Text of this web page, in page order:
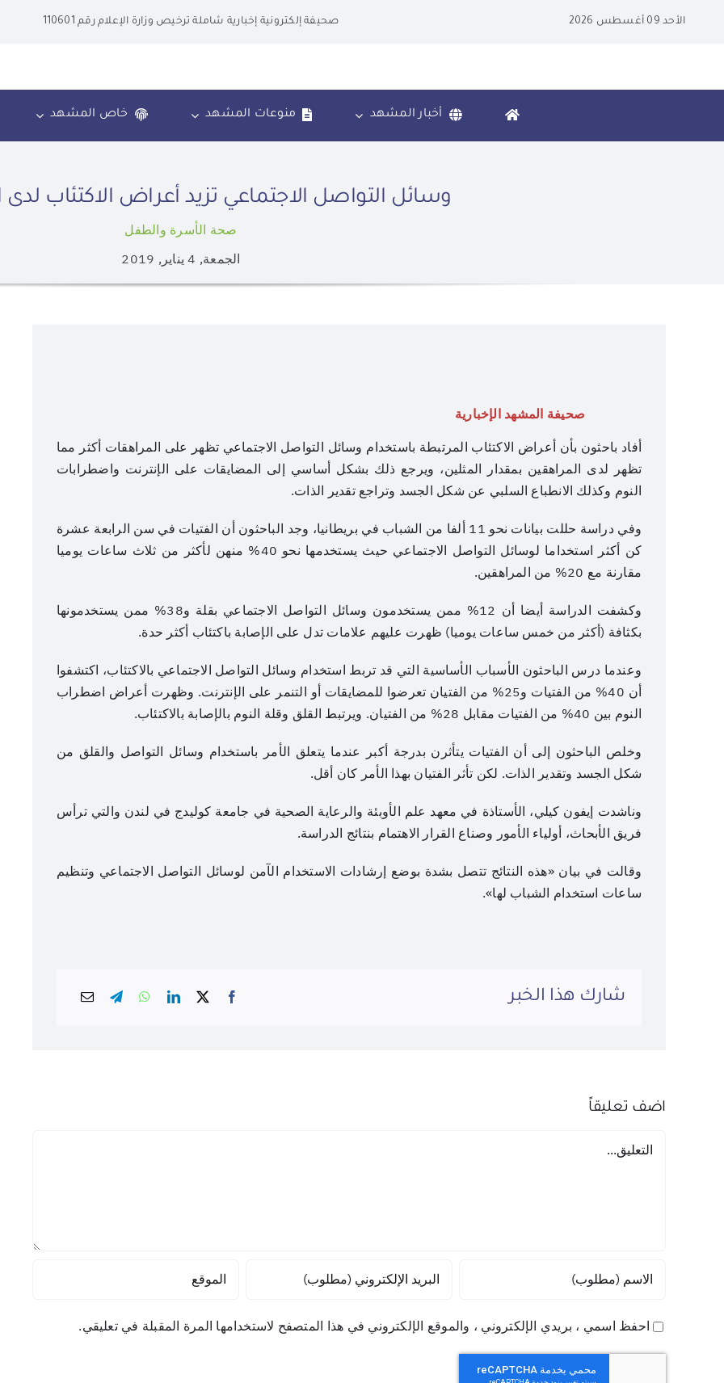
الأحد 09 أغسطس 2026 صحيفة إلكترونية إخبارية شاملة ترخيص وزارة الإعلام رقم 110601
أخبار المشهد منوعات المشهد خاص المشهد
وسائل التواصل الاجتماعي تزيد أعراض الاكتئاب لدى
صحة الأسرة والطفل
الجمعة, 4 يناير, 2019
صحيفة المشهد الإخبارية
أفاد باحثون بأن أعراض الاكتئاب المرتبطة باستخدام وسائل التواصل الاجتماعي تظهر على المراهقات أكثر مما
تظهر لدى المراهقين بمقدار المثلين، ويرجع ذلك بشكل أساسي إلى المضايقات على الإنترنت واضطرابات
النوم وكذلك الانطباع السلبي عن شكل الجسد وتراجع تقدير الذات.
وفي دراسة حللت بيانات نحو 11 ألفا من الشباب في بريطانيا، وجد الباحثون أن الفتيات في سن الرابعة عشرة
كن أكثر استخداما لوسائل التواصل الاجتماعي حيث يستخدمها نحو 40% منهن لأكثر من ثلاث ساعات يوميا
مقارنة مع 20% من المراهقين.
وكشفت الدراسة أيضا أن 12% ممن يستخدمون وسائل التواصل الاجتماعي بقلة و38% ممن يستخدمونها
بكثافة (أكثر من خمس ساعات يوميا) ظهرت عليهم علامات تدل على الإصابة باكتئاب أكثر حدة.
وعندما درس الباحثون الأسباب الأساسية التي قد تربط استخدام وسائل التواصل الاجتماعي بالاكتئاب، اكتشفوا
أن 40% من الفتيات و25% من الفتيان تعرضوا للمضايقات أو التنمر على الإنترنت. وظهرت أعراض اضطراب
النوم بين 40% من الفتيات مقابل 28% من الفتيان. ويرتبط القلق وقلة النوم بالإصابة بالاكتئاب.
وخلص الباحثون إلى أن الفتيات يتأثرن بدرجة أكبر عندما يتعلق الأمر باستخدام وسائل التواصل والقلق من
شكل الجسد وتقدير الذات. لكن تأثر الفتيان بهذا الأمر كان أقل.
وناشدت إيفون كيلي، الأستاذة في معهد علم الأوبئة والرعاية الصحية في جامعة كوليدج في لندن والتي ترأس
فريق الأبحاث، أولياء الأمور وصناع القرار الاهتمام بنتائج الدراسة.
وقالت في بيان «هذه النتائج تتصل بشدة بوضع إرشادات الاستخدام الآمن لوسائل التواصل الاجتماعي وتنظيم
ساعات استخدام الشباب لها».
شارك هذا الخبر
عدسة: هادي آل دويس
اضف تعليقاً
تعليق
احفظ اسمي ، بريدي الإلكتروني ، والموقع الإلكتروني في هذا المتصفح لاستخدامها المرة المقبلة في تعليقي.